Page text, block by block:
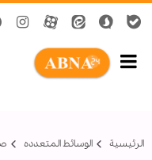
الرئيسية الوسائط المتعدده